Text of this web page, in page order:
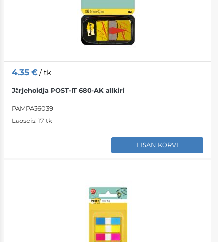
4.35 €/ tk
Järjehoidja POST-IT 680-AK allkiri
PAMPA36039
Laoseis: 17 tk
LISAN KORVI